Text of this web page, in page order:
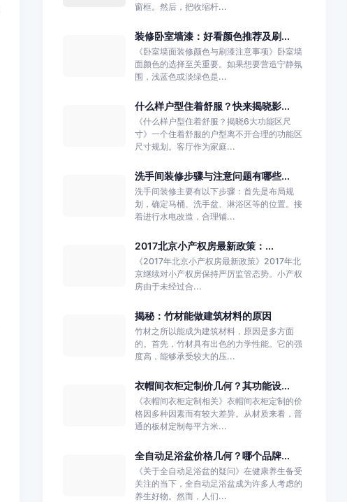
窗框。然后，把收缩杆...
装修卧室墙漆：好看颜色推荐及刷...
《卧室墙面装修颜色与刷漆注意事项》卧室墙
面颜色的选择至关重要。如果想要营造宁静氛
围，浅蓝色或淡绿色是...
什么样户型住着舒服？快来揭晓影...
《什么样户型住着舒服？揭晓6大功能区尺
寸》一个住着舒服的户型离不开合理的功能区
尺寸规划。客厅作为家庭...
洗手间装修步骤与注意问题有哪些...
洗手间装修主要有以下步骤：首先是布局规
划，确定马桶、洗手盆、淋浴区等的位置。接
着进行水电改造，合理铺...
2017北京小产权房最新政策：...
《2017年北京小产权房最新政策》2017年北
京继续对小产权房保持严厉监管态势。小产权
房由于未经过合...
揭秘：竹材能做建筑材料的原因
竹材之所以能成为建筑材料，原因是多方面
的。首先，竹材具有出色的力学性能。它的强
度高，能够承受较大的压...
衣帽间衣柜定制价几何？其功能设...
《衣帽间衣柜定制相关》衣帽间衣柜定制的价
格因多种因素而有较大差异。从材质来看，普
通的板材定制每平方米...
全自动足浴盆价格几何？哪个品牌...
《关于全自动足浴盆的疑问》在健康养生备受
关注的当下，全自动足浴盆成为许多人考虑的
养生好物。然而，人们...